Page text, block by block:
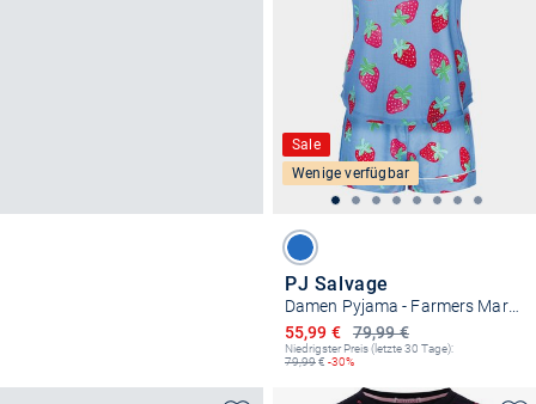
Sale
Wenige verfügbar
PJ Salvage
Damen Pyjama - Farmers Market
79,99 €
Ermäßigter Preis
55,99 €
Niedrigster Preis (letzte 30 Tage):
79,99€ -30%